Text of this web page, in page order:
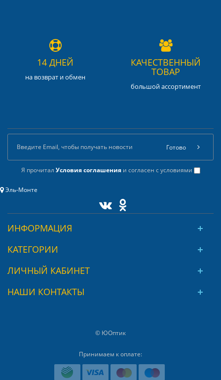
14 ДНЕЙ
на возврат и обмен
КАЧЕСТВЕННЫЙ
ТОВАР
большой ассортимент
Я прочитал Условия соглашенияи согласен с условиями
Готово
Эль-Монте
ИНФОРМАЦИЯ
КАТЕГОРИИ
ЛИЧНЫЙ КАБИНЕТ
НАШИ КОНТАКТЫ
© ЮОптик
Принимаем к оплате: